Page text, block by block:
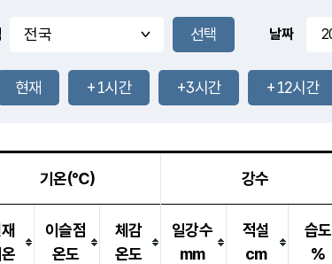
-mm
-mm
27.3
℃
31.1℃
0.1m/s
-mm
-mm
날짜
현재 +1시간 +3시간 +12시간
기온(℃) 강수
이슬점
온도
체감
온도
일강수
mm
적설
cm
습도
%